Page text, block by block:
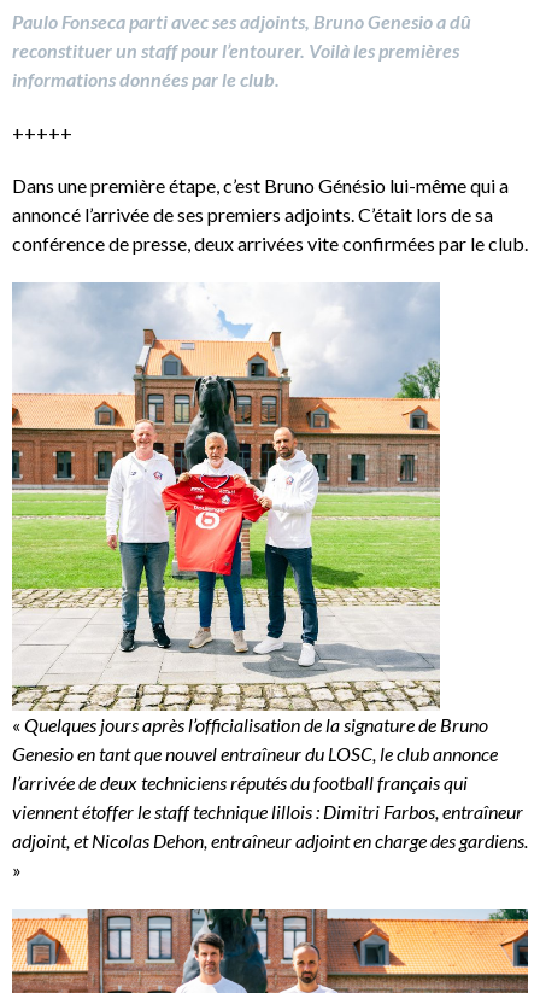
Paulo Fonseca parti avec ses adjoints, Bruno Genesio a dû
reconstituer un staff pour l’entourer. Voilà les premières
informations données par le club.
+++++
Dans une première étape, c’est Bruno Génésio lui-même qui a
annoncé l’arrivée de ses premiers adjoints. C’était lors de sa
conférence de presse, deux arrivées vite confirmées par le club.
« Quelques jours après l’officialisation de la signature de Bruno
Genesio en tant que nouvel entraîneur du LOSC, le club annonce
l’arrivée de deux techniciens réputés du football français qui
viennent étoffer le staff technique lillois : Dimitri Farbos, entraîneur
adjoint, et Nicolas Dehon, entraîneur adjoint en charge des gardiens.
»